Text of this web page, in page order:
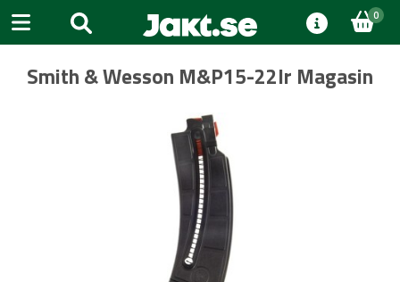
0
Smith & Wesson M&P15-22lr Magasin